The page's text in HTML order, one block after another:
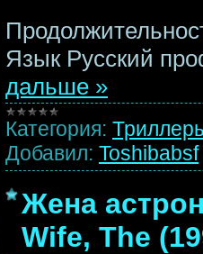
Язык Русский
дальше »
Категория:
Добавил: Toshibabsf
Жена
Wife, The